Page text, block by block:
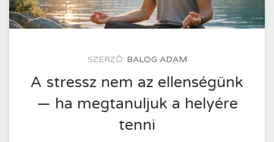
KÖZZÉTÉTEL
SZERZŐ: BALOG ADAM
A stressz nem az ellenségünk
— ha megtanuljuk a helyére
tenni